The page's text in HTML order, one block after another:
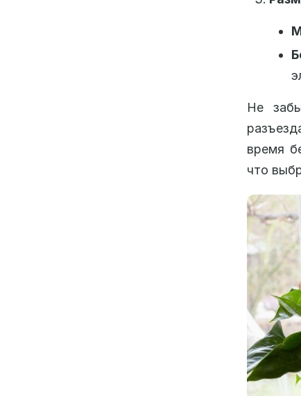
Не
время
что